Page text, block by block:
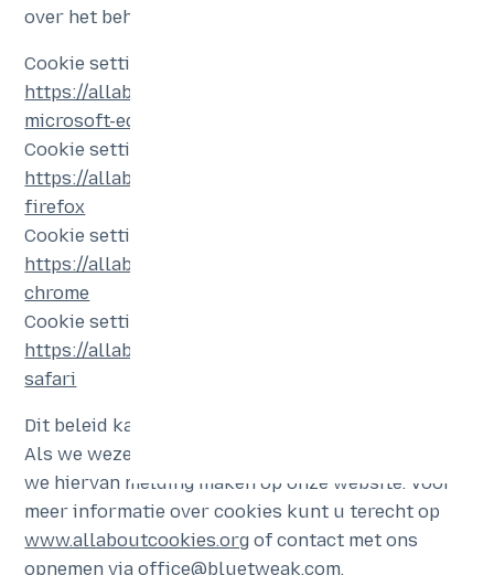
over het beheren van cookies).
Cookie settings in Microsoft Edge –
https://allaboutcookies.org/how-to-clear-cookies-
microsoft-edge
Cookie settings in Firefox –
https://allaboutcookies.org/how-to-clear-cookies-
firefox
Cookie settings in Chrome –
https://allaboutcookies.org/how-to-clear-cookies-
chrome
Cookie settings in Safari –
https://allaboutcookies.org/how-to-clear-cookies-
safari
Dit beleid kan van tijd tot tijd worden gewijzigd.
Als we wezenlijke wijzigingen aanbrengen, zullen
we hiervan melding maken op onze website. Voor
meer informatie over cookies kunt u terecht op
www.allaboutcookies.org of contact met ons
opnemen viaoffice@bluetweak.com.